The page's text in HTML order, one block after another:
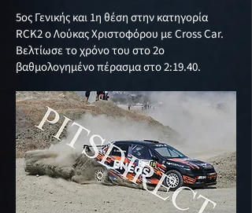
5ος Γενικής και 1η θέση στην κατηγορία
RCK2 ο Λούκας Χριστοφόρου με Cross Car.
Βελτίωσε το χρόνο του στο 2ο
βαθμολογημένο πέρασμα στο 2:19.40.